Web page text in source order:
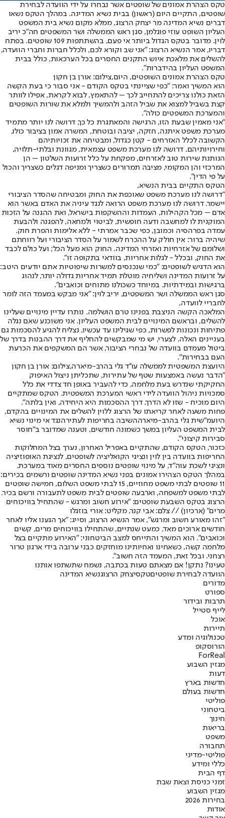
טקס הצהרת אמונים של שופטים אשר נבחרו על ידי הוועדה לבחירת
שופטים, התקיים היום (ראשון) בבית נשיא המדינה. במהלך הטקס נשאו
דברים נשיא המדינה מר יצחק הרצוג, ממלא מקום נשיא בית המשפט
העליון השופט עוזי פוגלמן, סגן ראש הממשלה ושר המשפטים חה"כ יריב
לוין. מדובר בטקס הגדול ביותר אי פעם, בהשתתפות 109 שופטים. בפתח
דבריו, אמר הנשיא הרצוג: "אני שב וקורא לכם, ולכלל חברות וחברי הוועדה,
להשלים את מלאכת איוש התקנים החסרים בכל הערכאות, כולל בבית
המשפט העליון בהידברות".
טקס הצהרת אמונים השופטים, היום,צילום: אורן בן חקון
הוא המשיך ואמר: "כפי שציינתי בטקס הקודם - אני סבור כי בעת הקשה
הזאת כולנו צריכים להתחייב לכך – להתאמץ, לבוא לקראת, אפילו לוותר
קצת בשביל למצוא את שביל הזהב ולהמשיך ולמלא את שורות השופטים
והמערכת המשפטים כולה".
"אני מאמין שבעת הזו, הרגישה והמאתגרת כל כך, דרושה לנו יותר מתמיד
מערכת משפט איתנה, חזקה, יציבה ובוטחת, המשרה אמון בציבור כולו,
הקשובה לכלל האזרחים - קטן כגדול, ומבטיחה את זכויותיהם
וחירויותיהם. דרושה לנו מערכת משפט עצמאית, מגוונת ובלתי-תלויה,
הנותנת שירות טוב לאזרחים, מפקחת על כלל זרועות השלטון – הן
המרכזי והן המקומי, מציבה תמרורים כשצריך ומניפה דגלים כשצריך והכול
על פי הדין".
הטקס התקיים בבית הנשיא,
"דרושה לנו מערכת משפט שאוכפת את החוק ומבטיחה שהסדר הציבורי
יישמר. דרושה לנו מערכת משפט הרואה לנגד עיניה את האדם באשר הוא
אדם – מכל הקהילות, העמדות וההשקפות בישראל, ואת ההגנה על הזכות
המוקנית לו למחשבה ודעה חופשית, לביטוי ולמחאה, להפגנה ולהבעת
עמדה בפרהסיה וכמובן, כפי שכבר אמרתי - ללא אלימות והפרת חוק.
שיהיה ברור: אין חולק על ההכרח לשמור על הסדר הציבורי ועל רווחתם
ושלומם של אזרחיות ואזרחי המדינה. החוק הוא מעל הכל; ועל כולם לכבד
את החוק, ובכלל - לגלות אחריות, בוודאי בתקופה זו".
הוא הדגיש לשופטים: "כמי שנכנסים למשרות שיפוטיות אתם יודעים היטב:
על זרועות המדינה ושליחיה מוטלת תמיד אחריות גדולה יותר, לנהוג
ברגישות ובמידתיות. במיוחד כשכולנו מתוחים וכואבים".
סגן ראש הממשלה ושר המשפטים, יריב לוין: "אני מבקש במעמד הזה לומר
לחבריי לוועדה,
המלאכה הקשה הניצבת בפנינו טרם הושלמה. נותרו עדיין מינויים שעלינו
להשלים, ובראשם המינויים לבית המשפט העליון. אני משוכנע שאם נגלה
פתיחות ונכונות לפשרות, כפי שגילינו עד עכשיו, נצליח להגיע להסכמות גם
בעניינים האלה. לצערי, יש מי שמבקשים להחליף את דרך ההבנות בדרך של
ביטול מעמדם בוועדה של נבחרי הציבור, אשר הם המשקפים את הכרעת
העם בבחירות".
היועצת המשפטית לממשלה עו''ד גלי בהרב-מיארה,צילום: אורן בן חקון
"הדבר נעשה באמצעות שטף של עתירות, שתכליתן ניצול האיפוק
החקיקתי שנדרש בעת מלחמה, כדי להעביר באופן חד צדדי את כלל
סמכויות ניהול הוועדה לידי ראשי המערכת המשפטית. הטקס שמתקיים
היום מוכיח - שזו לא הדרך. דרך ההסכמות היא היחידה, ואין בלתה".
פחות משעה לאחר קריאתו של הרצוג ללוין להשלים את המינויים בהקדם,
היועמ"שית גלי בהרב-מיארההשיבה בחריפות לעתירהנגד אי מינוי נשיא
לבית המשפט העליון במשך כשמונה חודשים, וטענה שמדובר ב"חוסר
סבירות קיצוני".
כזכור, הטקס הקודם, שהתקיים באפריל האחרון, נערך בצל המחלוקות
החריפות בוועדה בין לוין ונציגי הקואליציה לשופטים, לנציגת האופוזיציה
ונציגי לשכת עוה"ד, על מינוי שופטים נוספים החסרים מאוד במערכת.
במהלך הטקס הצהירו אמונים בפני נשיא המדינה שופטים ורשמים בכירים:
11 שופטים לבתי משפט מחוזיים, 15 לבתי משפט השלום, חמישה שופטים
לבתי משפט למשפחה, וארבעה שופטים לבית משפט לתעבורה ורשם בכיר.
הרצוג בטקס השבעת שופטים: "אירוע חשוב ומרגש - שהתחיל בוויכוחים
מרים" (ארכיון) // צלם: אבי קנר, מקליט: אורי בוזגלו
"זהו מאורע חשוב ומרגש", אמר הנשיא הרצוג, וסייג: "אך הגענו אליו לאחר
חודשים ארוכים מאד, כמעט שנתיים, שהתחילו בוויכוחים מרים, קשים
וכואבים". הוא המשיך והתייחס למצב הביטחוני: "האירוע מתקיים בצל
מלחמה קשה, כשאחינו ואחיותינו מוחזקים כבני ערובה בידי ארגון טרור
רצחני. ובכל זאת, המעמד הזה חשוב".
טעינו? נתקן! אם מצאתם טעות בכתבה, נשמח שתשתפו אותנו
הוועדה לבחירת שופטיםטקסיצחק הרצוגנשיא המדינה
מדורים
ספורט
תרבות ובידור
לייף סטייל
אוכל
תיירות
טכנולוגיה ומדע
הורוסקופ
ForReal
מגזין השבוע
דעות
חדשות בארץ
חדשות בעולם
פוליטי
ביטחוני
חינוך
בריאות
משפט
תחבורה
פוליטי-מדיני
כללי ומידע
דף הבית
זמני כניסת וצאת שבת
מגזין השבוע
בחירות 2026
אודות